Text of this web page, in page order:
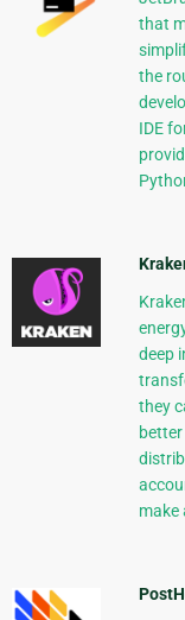
that
the
IDE
deep
they
make